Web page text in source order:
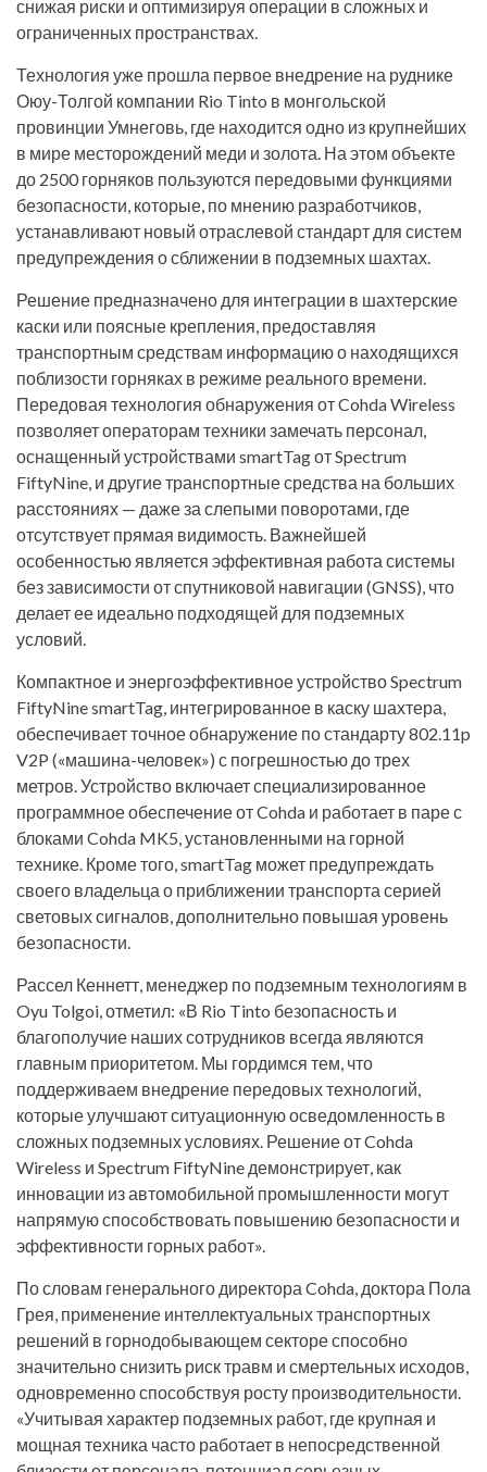
снижая риски и оптимизируя операции в сложных и
ограниченных пространствах.
Технология уже прошла первое внедрение на руднике
Оюу-Толгой компании Rio Tinto в монгольской
провинции Умнеговь, где находится одно из крупнейших
в мире месторождений меди и золота. На этом объекте
до 2500 горняков пользуются передовыми функциями
безопасности, которые, по мнению разработчиков,
устанавливают новый отраслевой стандарт для систем
предупреждения о сближении в подземных шахтах.
Решение предназначено для интеграции в шахтерские
каски или поясные крепления, предоставляя
транспортным средствам информацию о находящихся
поблизости горняках в режиме реального времени.
Передовая технология обнаружения от Cohda Wireless
позволяет операторам техники замечать персонал,
оснащенный устройствами smartTag от Spectrum
FiftyNine, и другие транспортные средства на больших
расстояниях — даже за слепыми поворотами, где
отсутствует прямая видимость. Важнейшей
особенностью является эффективная работа системы
без зависимости от спутниковой навигации (GNSS), что
делает ее идеально подходящей для подземных
условий.
Компактное и энергоэффективное устройство Spectrum
FiftyNine smartTag, интегрированное в каску шахтера,
обеспечивает точное обнаружение по стандарту 802.11p
V2P («машина-человек») с погрешностью до трех
метров. Устройство включает специализированное
программное обеспечение от Cohda и работает в паре с
блоками Cohda MK5, установленными на горной
технике. Кроме того, smartTag может предупреждать
своего владельца о приближении транспорта серией
световых сигналов, дополнительно повышая уровень
безопасности.
Рассел Кеннетт, менеджер по подземным технологиям в
Oyu Tolgoi, отметил: «В Rio Tinto безопасность и
благополучие наших сотрудников всегда являются
главным приоритетом. Мы гордимся тем, что
поддерживаем внедрение передовых технологий,
которые улучшают ситуационную осведомленность в
сложных подземных условиях. Решение от Cohda
Wireless и Spectrum FiftyNine демонстрирует, как
инновации из автомобильной промышленности могут
напрямую способствовать повышению безопасности и
эффективности горных работ».
По словам генерального директора Cohda, доктора Пола
Грея, применение интеллектуальных транспортных
решений в горнодобывающем секторе способно
значительно снизить риск травм и смертельных исходов,
одновременно способствуя росту производительности.
«Учитывая характер подземных работ, где крупная и
мощная техника часто работает в непосредственной